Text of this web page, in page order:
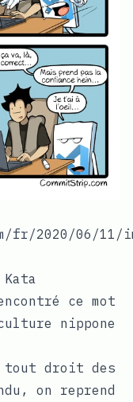
fr/2020/06/11/
ce mot
nippone
droit des
on reprend